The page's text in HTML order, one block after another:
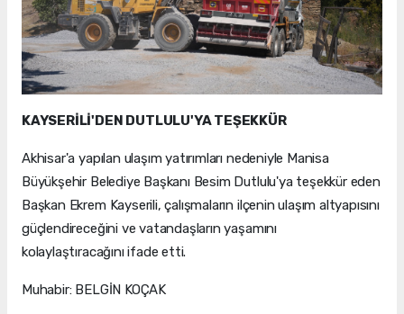
KAYSERİLİ'DEN DUTLULU'YA TEŞEKKÜR
Akhisar'a yapılan ulaşım yatırımları nedeniyle Manisa
Büyükşehir Belediye Başkanı Besim Dutlulu'ya teşekkür eden
Başkan Ekrem Kayserili, çalışmaların ilçenin ulaşım altyapısını
güçlendireceğini ve vatandaşların yaşamını
kolaylaştıracağını ifade etti.
Muhabir: BELGİN KOÇAK